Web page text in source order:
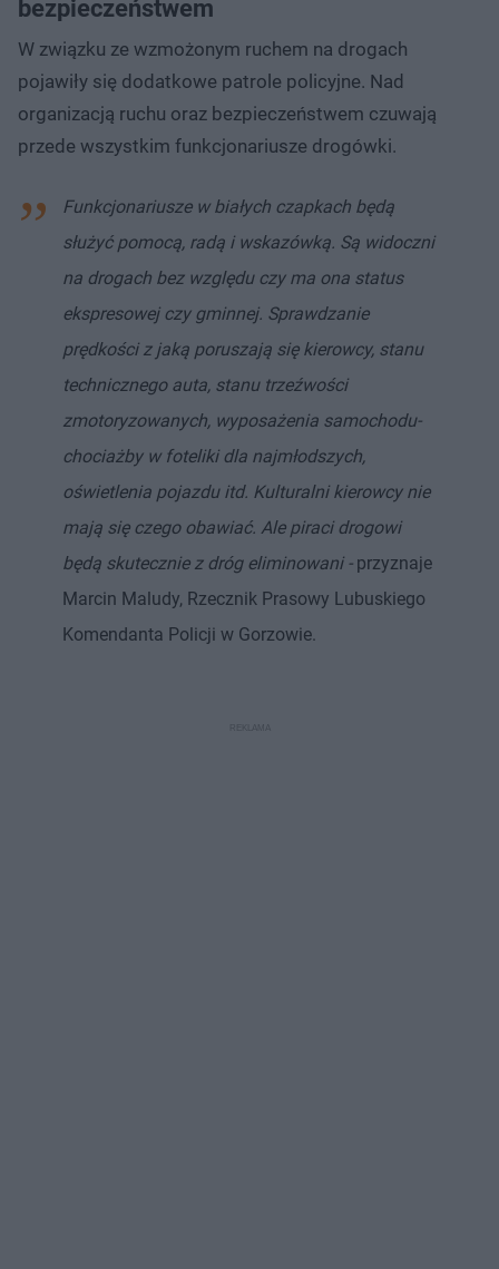
bezpieczeństwem
W związku ze wzmożonym ruchem na drogach
pojawiły się dodatkowe patrole policyjne. Nad
organizacją ruchu oraz bezpieczeństwem czuwają
przede wszystkim funkcjonariusze drogówki.
Funkcjonariusze w białych czapkach będą
służyć pomocą, radą i wskazówką. Są widoczni
na drogach bez względu czy ma ona status
ekspresowej czy gminnej. Sprawdzanie
prędkości z jaką poruszają się kierowcy, stanu
technicznego auta, stanu trzeźwości
zmotoryzowanych, wyposażenia samochodu-
chociażby w foteliki dla najmłodszych,
oświetlenia pojazdu itd. Kulturalni kierowcy nie
mają się czego obawiać. Ale piraci drogowi
będą skutecznie z dróg eliminowani -przyznaje
Marcin Maludy, Rzecznik Prasowy Lubuskiego
Komendanta Policji w Gorzowie.